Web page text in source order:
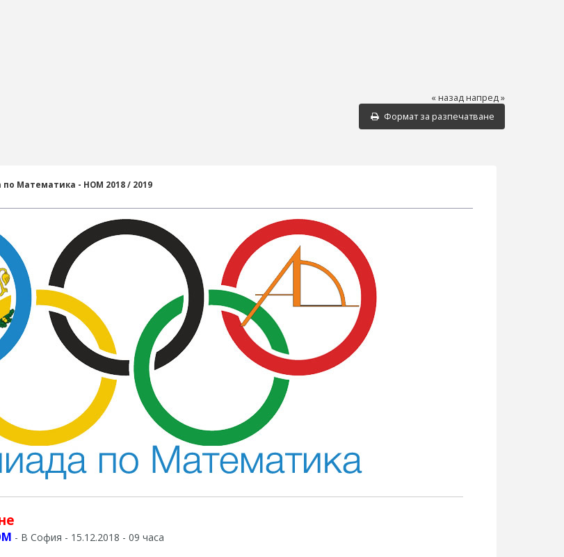
« назаднапред »
Формат за разпечатване
Математика - НОМ 2018 / 2019
- В София - 15.12.2018 - 09 часа